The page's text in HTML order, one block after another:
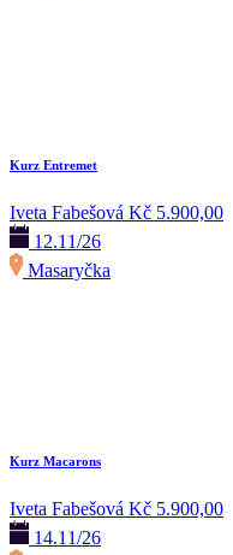
Kurz Entremet
Iveta Fabešová Kč 5.900,00
12.11/26
Masaryčka
Kurz Macarons
Iveta Fabešová Kč 5.900,00
14.11/26